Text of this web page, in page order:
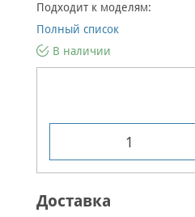
Подходит к моделям:
Полный список
В наличии
Доставка